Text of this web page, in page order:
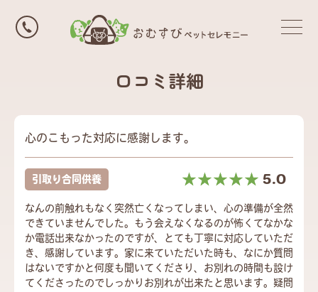
口コミ詳細
心のこもった対応に感謝します。
引取り合同供養 ☆☆☆☆☆
★★★★★ 5.0
なんの前触れもなく突然亡くなってしまい、心の準備が全然
できていませんでした。もう会えなくなるのが怖くてなかな
か電話出来なかったのですが、とても丁寧に対応していただ
き、感謝しています。家に来ていただいた時も、なにか質問
はないですかと何度も聞いてくださり、お別れの時間も設け
てくださったのでしっかりお別れが出来たと思います。疑問